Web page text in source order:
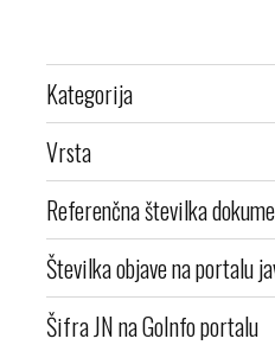
Kategorija
Vrsta
Referenčna številka
Številka objave na portalu
Šifra JN na GoInfo portalu